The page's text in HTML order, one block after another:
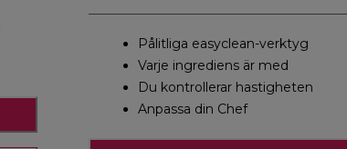
Pålitliga easyclean-verktyg
Varje ingrediens är med
Du kontrollerar hastigheten
Anpassa din Chef